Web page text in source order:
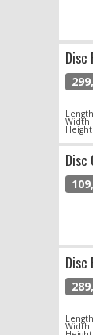
Disc
Disc
Disc